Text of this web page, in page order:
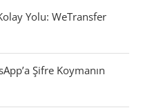
Yolu: WeTransfer
Şifre Koymanın